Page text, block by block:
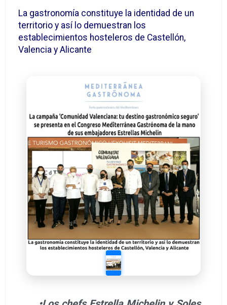
La gastronomía constituye la identidad de un
territorio y así lo demuestran los
establecimientos hosteleros de Castellón,
Valencia y Alicante